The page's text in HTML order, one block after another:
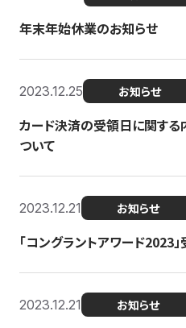
年末年始休業のお知らせ
2023.12.25 お知らせ
カード決済の受領日に関す
ついて
2023.12.21 お知らせ
「コングラントアワード2023
2023.12.21 お知らせ